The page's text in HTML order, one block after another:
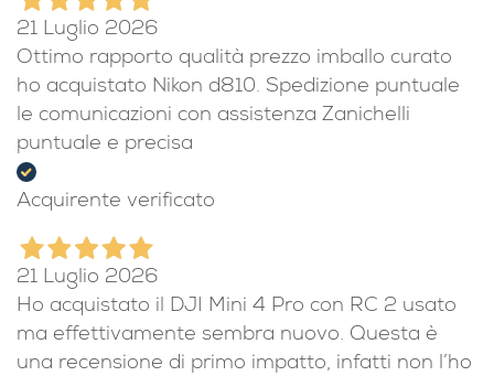
21 Luglio 2026
Ottimo rapporto qualità prezzo imballo curato
ho acquistato Nikon d810. Spedizione puntuale
le comunicazioni con assistenza Zanichelli
puntuale e precisa
Acquirente verificato
21 Luglio 2026
Ho acquistato il DJI Mini 4 Pro con RC 2 usato
ma effettivamente sembra nuovo. Questa è
una recensione di primo impatto, infatti non l’ho